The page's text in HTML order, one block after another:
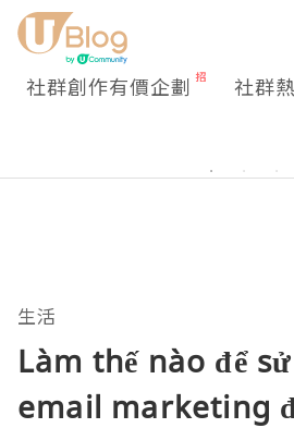
社群創作有價企劃 社群
生活
Làm thế nào để
email marketing